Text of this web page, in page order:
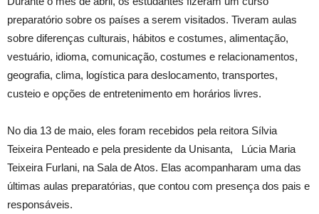
preparatório sobre os países a serem visitados. Tiveram aulas
sobre diferenças culturais, hábitos e costumes, alimentação,
vestuário, idioma, comunicação, costumes e relacionamentos,
geografia, clima, logística para deslocamento, transportes,
custeio e opções de entretenimento em horários livres.
No dia 13 de maio, eles foram recebidos pela reitora Sílvia
Teixeira Penteado e pela presidente da Unisanta, Lúcia Maria
Teixeira Furlani, na Sala de Atos. Elas acompanharam uma das
últimas aulas preparatórias, que contou com presença dos pais e
responsáveis.